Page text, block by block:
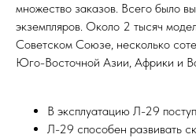
множество заказов. Всего было
экземпляров. Около 2 тысяч
Советском Союзе, несколько
Юго-Восточной Азии, Африки и
В эксплуатацию Л-29
Л-29 способен развивать